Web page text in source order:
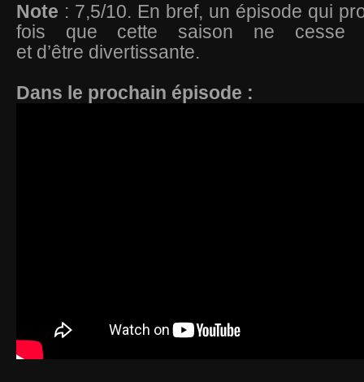
Note : 7,5/10. En bref, un épisode qui
fois que cette saison ne cesse
et d’être divertissante.
Dans le prochain épisode :